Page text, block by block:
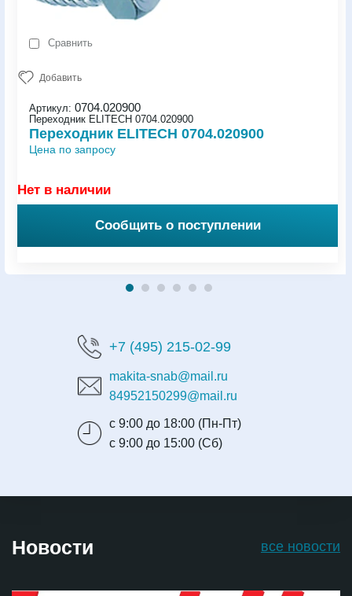
Сравнить
Добавить
Артикул: 0704.020900
Переходник ELITECH 0704.020900
Переходник ELITECH 0704.020900
Цена по запросу
Нет в наличии
Сообщить о поступлении
+7 (495) 215-02-99
makita-snab@mail.ru
84952150299@mail.ru
с 9:00 до 18:00 (Пн-Пт)
с 9:00 до 15:00 (Сб)
Новости все новости